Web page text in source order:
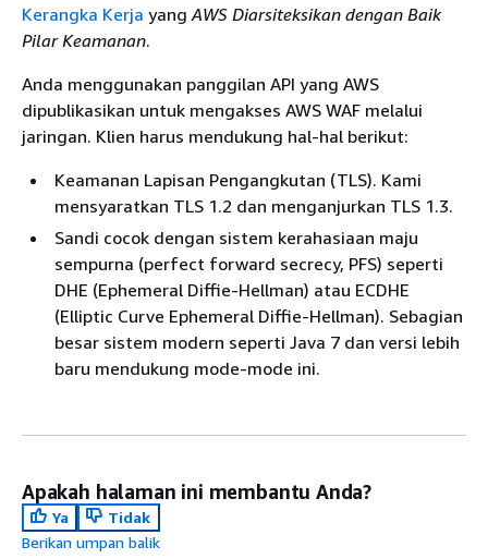
Kerangka Kerja yangAWS Diarsiteksikan dengan Baik
Pilar Keamanan.
Anda menggunakan panggilan API yang AWS
dipublikasikan untuk mengakses AWS WAF melalui
jaringan. Klien harus mendukung hal-hal berikut:
Keamanan Lapisan Pengangkutan (TLS). Kami
mensyaratkan TLS 1.2 dan menganjurkan TLS 1.3.
Sandi cocok dengan sistem kerahasiaan maju
sempurna (perfect forward secrecy, PFS) seperti
DHE (Ephemeral Diffie-Hellman) atau ECDHE
(Elliptic Curve Ephemeral Diffie-Hellman). Sebagian
besar sistem modern seperti Java 7 dan versi lebih
baru mendukung mode-mode ini.
Apakah halaman ini membantu Anda?
Ya
Tidak
Berikan umpan balik